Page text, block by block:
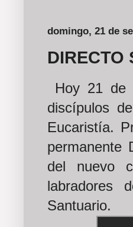
domingo, 21 de
DIRECTO
Hoy 21 de
discípulos
Eucaristía.
permanente
del nuevo
labradores
Santuario.